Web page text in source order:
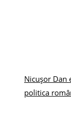
Nicușor Dan
politica